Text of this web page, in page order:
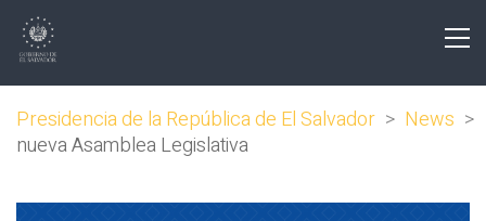
Presidencia de la República de El Salvador > News >
nueva Asamblea Legislativa